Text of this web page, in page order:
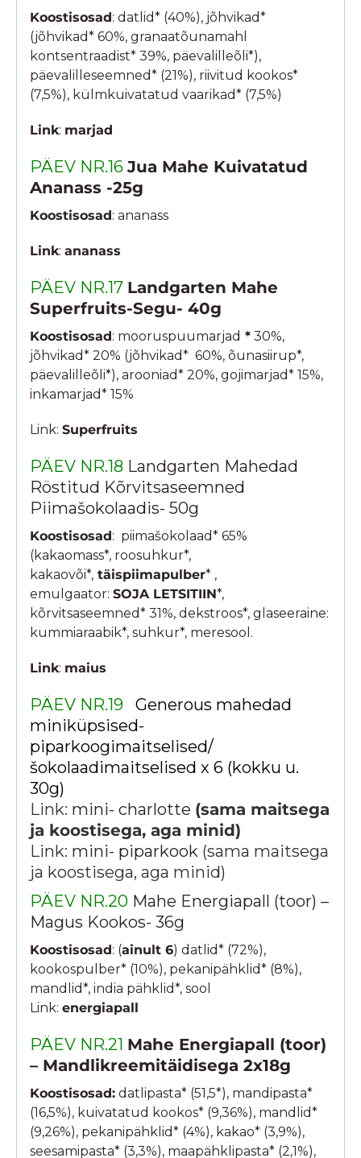
Koostisosad: datlid* (40%), jõhvikad*
(jõhvikad* 60%, granaatõunamahl
kontsentraadist* 39%, päevalilleõli*),
päevalilleseemned* (21%), riivitud kookos*
(7,5%), külmkuivatatud vaarikad* (7,5%)
Link: marjad
PÄEV NR.16Jua Mahe Kuivatatud
Ananass -25g
Koostisosad: ananass
Link:ananass
PÄEV NR.17 Landgarten Mahe
Superfruits-Segu- 40g
Koostisosad: mooruspuumarjad * 30%,
jõhvikad* 20% (jõhvikad* 60%, õunasiirup*,
päevalilleõli*), arooniad* 20%, gojimarjad* 15%,
inkamarjad* 15%
Link:Superfruits
PÄEV NR.18 Landgarten Mahedad
Röstitud Kõrvitsaseemned
Piimašokolaadis- 50g
Koostisosad: piimašokolaad* 65%
(kakaomass*, roosuhkur*,
kakaovõi*, täispiimapulber* ,
emulgaator:SOJA LETSITIIN*,
kõrvitsaseemned* 31%, dekstroos*, glaseeraine:
kummiaraabik*, suhkur*, meresool.
Link: maius
PÄEV NR.19Generous mahedad
miniküpsised-
piparkoogimaitselised/
šokolaadimaitselised x 6 (kokku u.
30g)
Link: mini- charlotte (sama maitsega
ja koostisega, aga minid)
Link: mini- piparkook (sama maitsega
ja koostisega, aga minid)
PÄEV NR.20 Mahe Energiapall (toor) –
Magus Kookos- 36g
Koostisosad: (ainult 6) datlid* (72%),
kookospulber* (10%), pekanipähklid* (8%),
mandlid*, india pähklid*, sool
Link:energiapall
PÄEV NR.21 Mahe Energiapall (toor)
– Mandlikreemitäidisega 2x18g
Koostisosad: datlipasta* (51,5*), mandipasta*
(16,5%), kuivatatud kookos* (9,36%), mandlid*
(9,26%), pekanipähklid* (4%), kakao* (3,9%),
seesamipasta* (3,3%), maapähklipasta* (2,1%),